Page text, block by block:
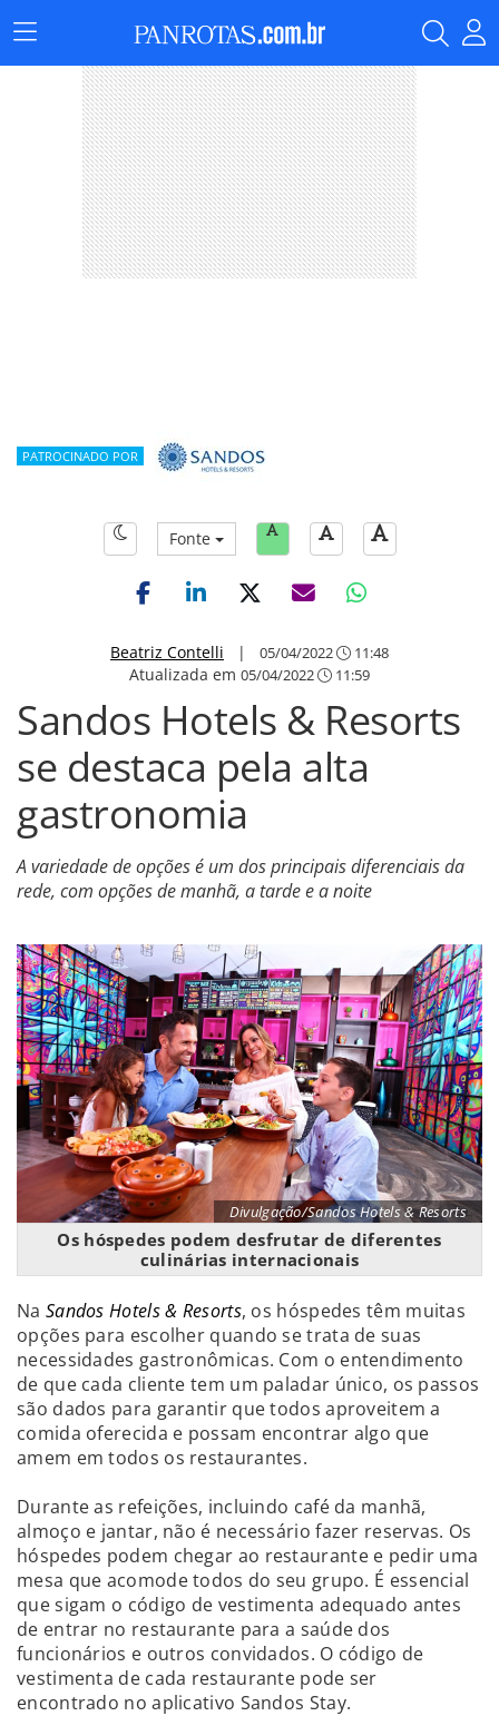
Menu
Principal
PATROCINADO POR
Fonte
Beatriz Contelli | 05/04/2022 11:48
Atualizada em 05/04/2022 11:59
Sandos Hotels & Resorts
se destaca pela alta
gastronomia
A variedade de opções é um dos principais diferenciais da
rede, com opções de manhã, a tarde e a noite
Divulgação/Sandos Hotels & Resorts
Os hóspedes podem desfrutar de diferentes
culinárias internacionais
Na Sandos Hotels & Resorts, os hóspedes têm muitas
opções para escolher quando se trata de suas
necessidades gastronômicas. Com o entendimento
de que cada cliente tem um paladar único, os passos
são dados para garantir que todos aproveitem a
comida oferecida e possam encontrar algo que
amem em todos os restaurantes.
Durante as refeições, incluindo café da manhã,
almoço e jantar, não é necessário fazer reservas. Os
hóspedes podem chegar ao restaurante e pedir uma
mesa que acomode todos do seu grupo. É essencial
que sigam o código de vestimenta adequado antes
de entrar no restaurante para a saúde dos
funcionários e outros convidados. O código de
vestimenta de cada restaurante pode ser
encontrado no aplicativo Sandos Stay.